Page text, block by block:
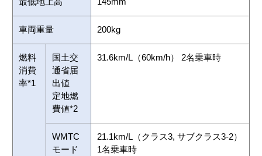
車両重量 200kg
燃料
消費
率*1
国土交
通省届
出値
定地燃
費値*2
31.6km/L（60km/h） 2名乗車時
WMTC
モード
21.1km/L（クラス3, サブクラス3-2）
1名乗車時